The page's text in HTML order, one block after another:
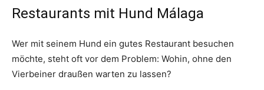
Restaurants mit Hund Málaga
Wer mit seinem Hund ein gutes Restaurant besuchen
möchte, steht oft vor dem Problem: Wohin, ohne den
Vierbeiner draußen warten zu lassen?